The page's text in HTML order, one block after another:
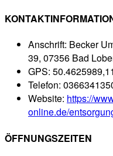
Anschrift: Becker
39, 07356 Bad
GPS:
Telefon:
Website: https://
online.de/
ÖFFNUNGSZEITEN